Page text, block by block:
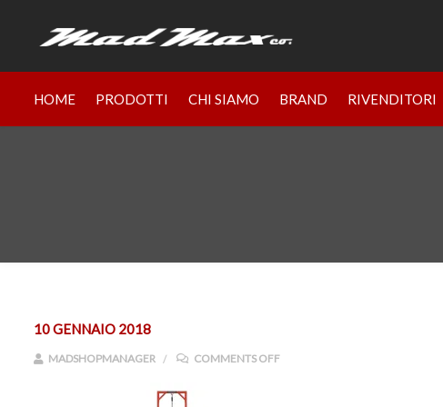
HOME PRODOTTI CHI SIAMO BRAND RIVENDITORI
10 GENNAIO 2018
MADSHOPMANAGER COMMENTS OFFON FOB20+++T5.0-1